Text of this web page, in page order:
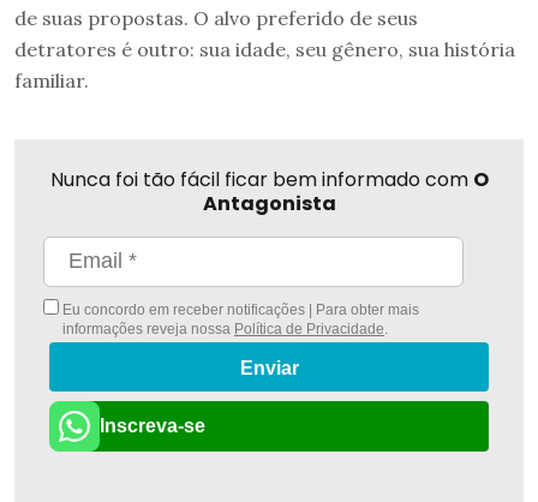
de suas propostas. O alvo preferido de seus
detratores é outro: sua idade, seu gênero, sua história
familiar.
Nunca foi tão fácil ficar bem informado com O
Antagonista
Eu concordo em receber notificações | Para obter mais
informações reveja nossa Política de Privacidade.
Enviar
Inscreva-se